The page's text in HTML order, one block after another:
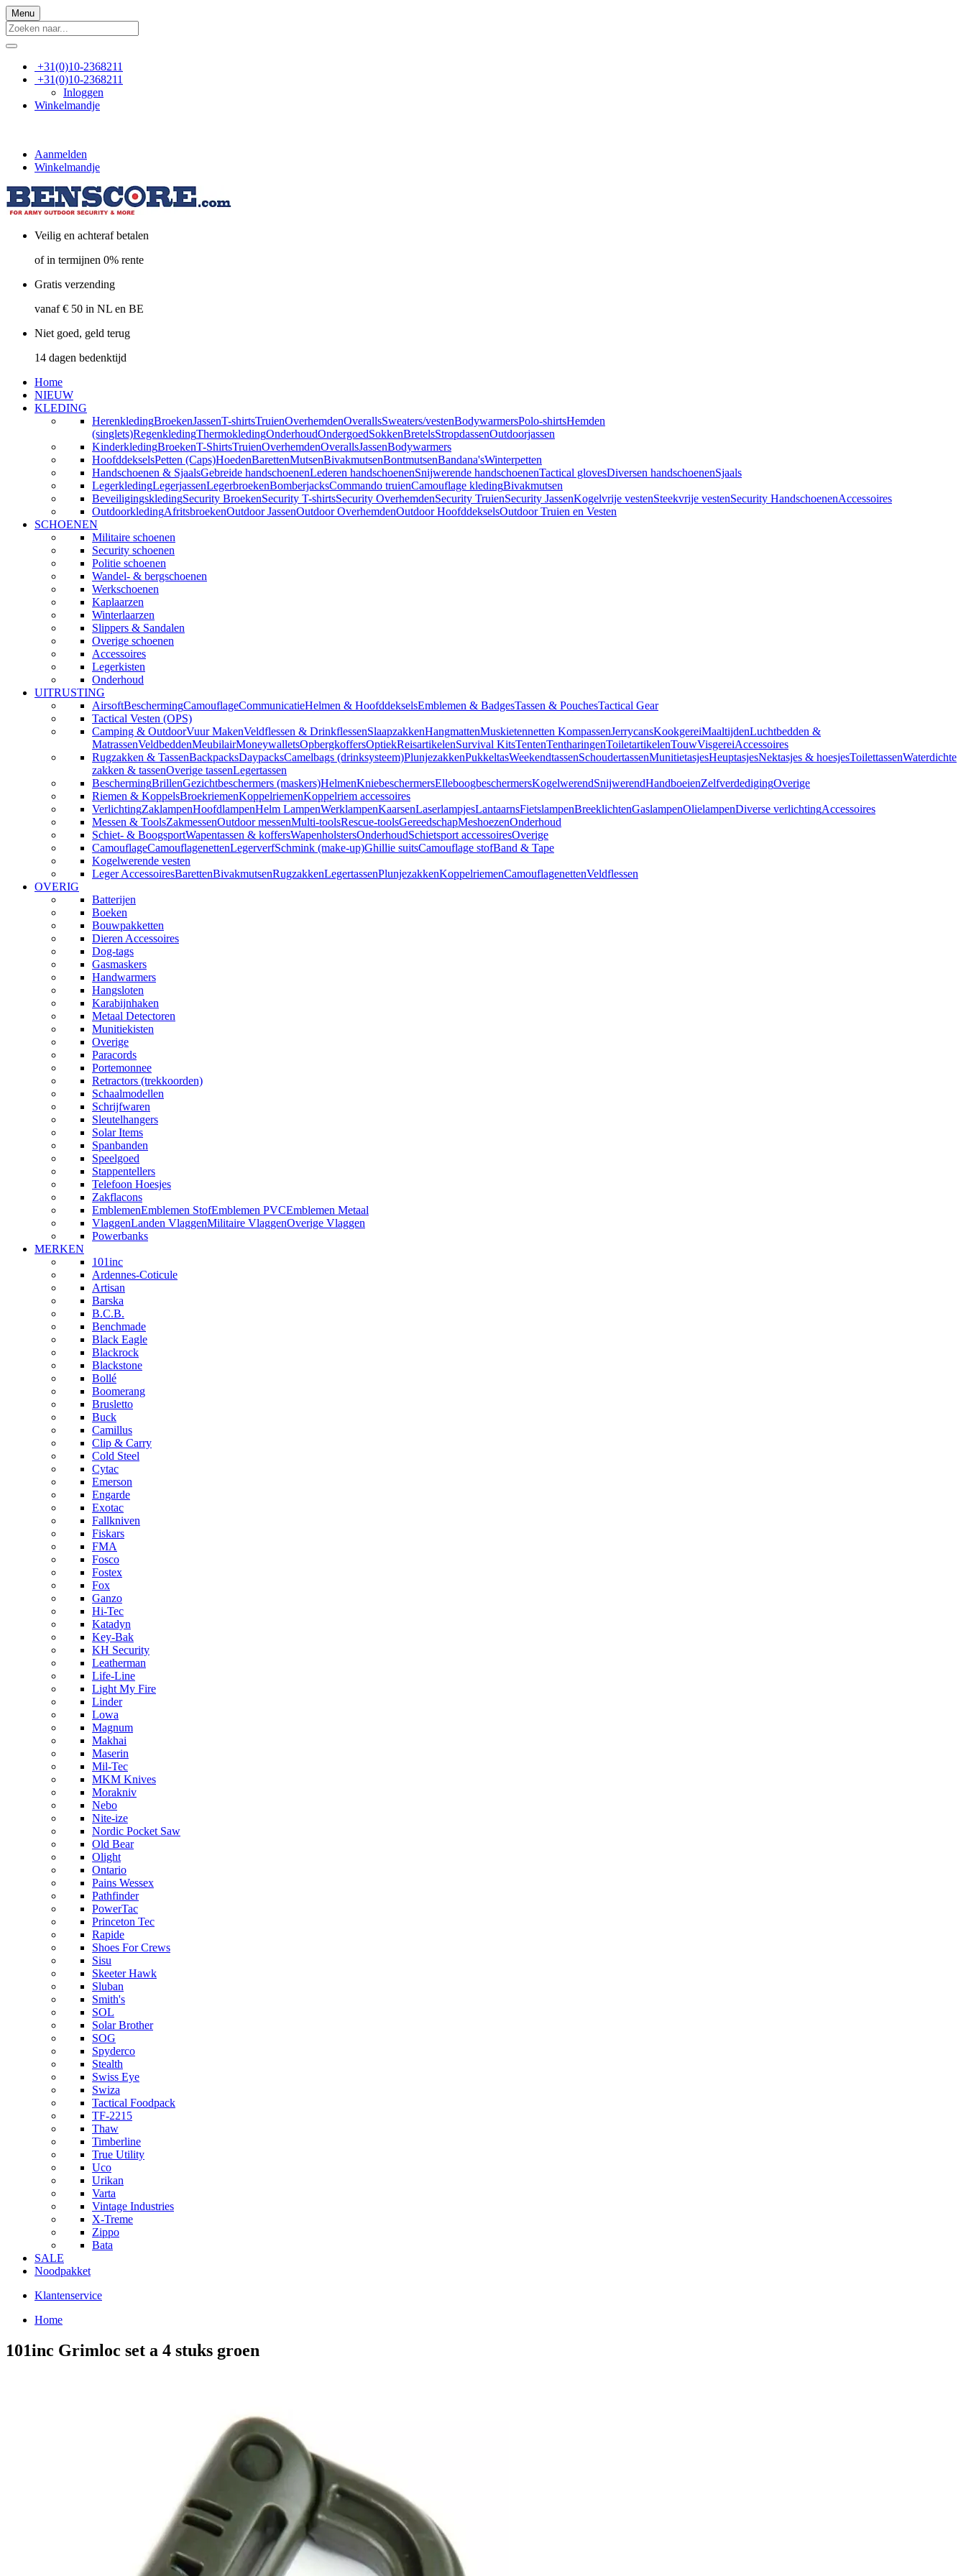
Menu
+31(0)10-2368211
+31(0)10-2368211
Inloggen
Winkelmandje
Aanmelden
Winkelmandje
Veilig en achteraf betalen
of in termijnen 0% rente
Gratis verzending
vanaf € 50 in NL en BE
Niet goed, geld terug
14 dagen bedenktijd
Home
NIEUW
KLEDING
HerenkledingBroekenJassenT-shirtsTruienOverhemdenOverallsSweaters/vestenBodywarmersPolo-shirtsHemden
(singlets)RegenkledingThermokledingOnderhoudOndergoedSokkenBretelsStropdassenOutdoorjassen
KinderkledingBroekenT-ShirtsTruienOverhemdenOverallsJassenBodywarmers
HoofddekselsPetten (Caps)HoedenBarettenMutsenBivakmutsenBontmutsenBandana'sWinterpetten
Handschoenen & SjaalsGebreide handschoenenLederen handschoenenSnijwerende handschoenenTactical glovesDiversen handschoenenSjaals
LegerkledingLegerjassenLegerbroekenBomberjacksCommando truienCamouflage kledingBivakmutsen
BeveiligingskledingSecurity BroekenSecurity T-shirtsSecurity OverhemdenSecurity TruienSecurity JassenKogelvrije vestenSteekvrije vestenSecurity HandschoenenAccessoires
OutdoorkledingAfritsbroekenOutdoor JassenOutdoor OverhemdenOutdoor HoofddekselsOutdoor Truien en Vesten
SCHOENEN
Militaire schoenen
Security schoenen
Politie schoenen
Wandel- & bergschoenen
Werkschoenen
Kaplaarzen
Winterlaarzen
Slippers & Sandalen
Overige schoenen
Accessoires
Legerkisten
Onderhoud
UITRUSTING
AirsoftBeschermingCamouflageCommunicatieHelmen & HoofddekselsEmblemen & BadgesTassen & PouchesTactical Gear
Tactical Vesten (OPS)
Camping & OutdoorVuur MakenVeldflessen & DrinkflessenSlaapzakkenHangmattenMuskietennetten KompassenJerrycansKookgereiMaaltijdenLuchtbedden &
MatrassenVeldbeddenMeubilairMoneywalletsOpbergkoffersOptiekReisartikelenSurvival KitsTentenTentharingenToiletartikelenTouwVisgereiAccessoires
Rugzakken & TassenBackpacksDaypacksCamelbags (drinksysteem)PlunjezakkenPukkeltasWeekendtassenSchoudertassenMunitietasjesHeuptasjesNektasjes & hoesjesToilettassenWaterdichte
zakken & tassenOverige tassenLegertassen
BeschermingBrillenGezichtbeschermers (maskers)HelmenKniebeschermersElleboogbeschermersKogelwerendSnijwerendHandboeienZelfverdedigingOverige
Riemen & KoppelsBroekriemenKoppelriemenKoppelriem accessoires
VerlichtingZaklampenHoofdlampenHelm LampenWerklampenKaarsenLaserlampjesLantaarnsFietslampenBreeklichtenGaslampenOlielampenDiverse verlichtingAccessoires
Messen & ToolsZakmessenOutdoor messenMulti-toolsRescue-toolsGereedschapMeshoezenOnderhoud
Schiet- & BoogsportWapentassen & koffersWapenholstersOnderhoudSchietsport accessoiresOverige
CamouflageCamouflagenettenLegerverfSchmink (make-up)Ghillie suitsCamouflage stofBand & Tape
Kogelwerende vesten
Leger AccessoiresBarettenBivakmutsenRugzakkenLegertassenPlunjezakkenKoppelriemenCamouflagenettenVeldflessen
OVERIG
Batterijen
Boeken
Bouwpakketten
Dieren Accessoires
Dog-tags
Gasmaskers
Handwarmers
Hangsloten
Karabijnhaken
Metaal Detectoren
Munitiekisten
Overige
Paracords
Portemonnee
Retractors (trekkoorden)
Schaalmodellen
Schrijfwaren
Sleutelhangers
Solar Items
Spanbanden
Speelgoed
Stappentellers
Telefoon Hoesjes
Zakflacons
EmblemenEmblemen StofEmblemen PVCEmblemen Metaal
VlaggenLanden VlaggenMilitaire VlaggenOverige Vlaggen
Powerbanks
MERKEN
101inc
Ardennes-Coticule
Artisan
Barska
B.C.B.
Benchmade
Black Eagle
Blackrock
Blackstone
Bollé
Boomerang
Brusletto
Buck
Camillus
Clip & Carry
Cold Steel
Cytac
Emerson
Engarde
Exotac
Fallkniven
Fiskars
FMA
Fosco
Fostex
Fox
Ganzo
Hi-Tec
Katadyn
Key-Bak
KH Security
Leatherman
Life-Line
Light My Fire
Linder
Lowa
Magnum
Makhai
Maserin
Mil-Tec
MKM Knives
Morakniv
Nebo
Nite-ize
Nordic Pocket Saw
Old Bear
Olight
Ontario
Pains Wessex
Pathfinder
PowerTac
Princeton Tec
Rapide
Shoes For Crews
Sisu
Skeeter Hawk
Sluban
Smith's
SOL
Solar Brother
SOG
Spyderco
Stealth
Swiss Eye
Swiza
Tactical Foodpack
TF-2215
Thaw
Timberline
True Utility
Uco
Urikan
Varta
Vintage Industries
X-Treme
Zippo
Bata
SALE
Noodpakket
Klantenservice
Home
101inc Grimloc set a 4 stuks groen